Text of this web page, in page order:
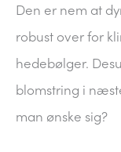
Den er nem at
robust over for
hedebølger.
blomstring i
man ønske sig?